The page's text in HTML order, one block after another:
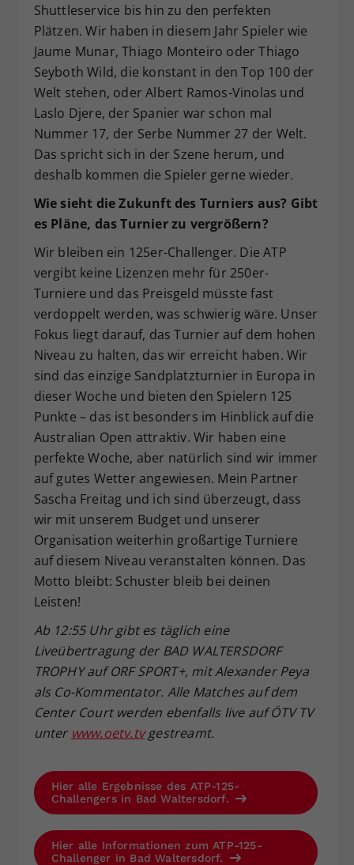
Shuttleservice bis hin zu den perfekten
Plätzen. Wir haben in diesem Jahr Spieler wie
Jaume Munar, Thiago Monteiro oder Thiago
Seyboth Wild, die konstant in den Top 100 der
Welt stehen, oder Albert Ramos-Vinolas und
Laslo Djere, der Spanier war schon mal
Nummer 17, der Serbe Nummer 27 der Welt.
Das spricht sich in der Szene herum, und
deshalb kommen die Spieler gerne wieder.
Wie sieht die Zukunft des Turniers aus? Gibt
es Pläne, das Turnier zu vergrößern?
Wir bleiben ein 125er-Challenger. Die ATP
vergibt keine Lizenzen mehr für 250er-
Turniere und das Preisgeld müsste fast
verdoppelt werden, was schwierig wäre. Unser
Fokus liegt darauf, das Turnier auf dem hohen
Niveau zu halten, das wir erreicht haben. Wir
sind das einzige Sandplatzturnier in Europa in
dieser Woche und bieten den Spielern 125
Punkte – das ist besonders im Hinblick auf die
Australian Open attraktiv. Wir haben eine
perfekte Woche, aber natürlich sind wir immer
auf gutes Wetter angewiesen. Mein Partner
Sascha Freitag und ich sind überzeugt, dass
wir mit unserem Budget und unserer
Organisation weiterhin großartige Turniere
auf diesem Niveau veranstalten können. Das
Motto bleibt: Schuster bleib bei deinen
Leisten!
Ab 12:55 Uhr gibt es täglich eine
Liveübertragung der BAD WALTERSDORF
TROPHY auf ORF SPORT+, mit Alexander Peya
als Co-Kommentator. Alle Matches auf dem
Center Court werden ebenfalls live auf ÖTV TV
unter www.oetv.tvgestreamt.
Hier alle Ergebnisse des ATP-125-
Challengers in Bad Waltersdorf.
Hier alle Informationen zum ATP-125-
Challenger in Bad Waltersdorf.